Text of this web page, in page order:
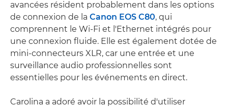
avancées résident probablement dans les options
de connexion de la Canon EOS C80, qui
comprennent le Wi-Fi et l'Ethernet intégrés pour
une connexion fluide. Elle est également dotée de
mini-connecteurs XLR, car une entrée et une
surveillance audio professionnelles sont
essentielles pour les événements en direct.
Carolina a adoré avoir la possibilité d'utiliser